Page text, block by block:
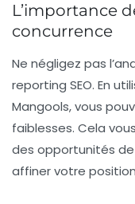
L’importance
concurrence
Ne négligez pas
reporting SEO. En
Mangools, vous
faiblesses. Cela
des opportunités
affiner votre